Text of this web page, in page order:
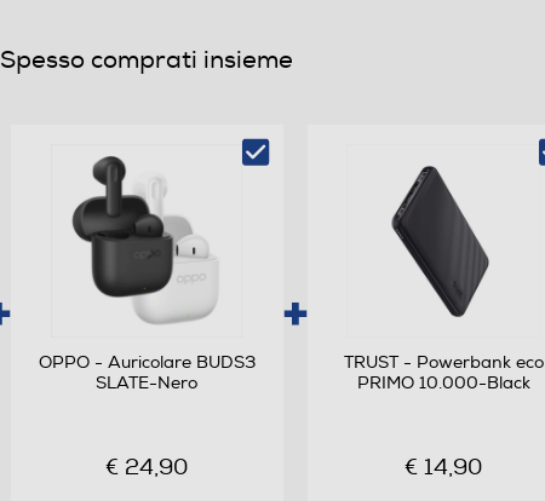
Bar phone
2,8
Spesso comprati insieme
OPPO - Auricolare BUDS3
SLATE-Nero
€ 24,90
TRUST - Powerbank eco
PRIMO 10.000-Black
€ 14,90